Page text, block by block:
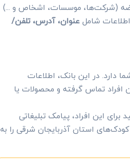
(شرکت‌ها، موسسات، اشخاص و ...)
شاملعنوان، آدرس، تلفن/
دارد. در این بانک، اطلاعات
افراد تماس گرفته و محصولات یا
این افراد، پیامک تبلیغاتی
استان آذربایجان شرقی را به